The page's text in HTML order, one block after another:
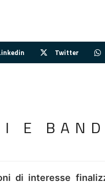
Twitter
E
di interesse